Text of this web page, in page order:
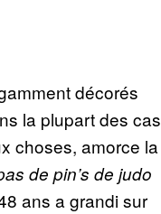
décorés
la plupart des cas
choses, amorce la
de pin’s de judo
ans a grandi sur